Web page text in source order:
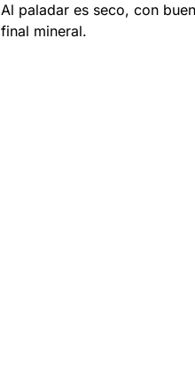
Al paladar es seco, con
final mineral.